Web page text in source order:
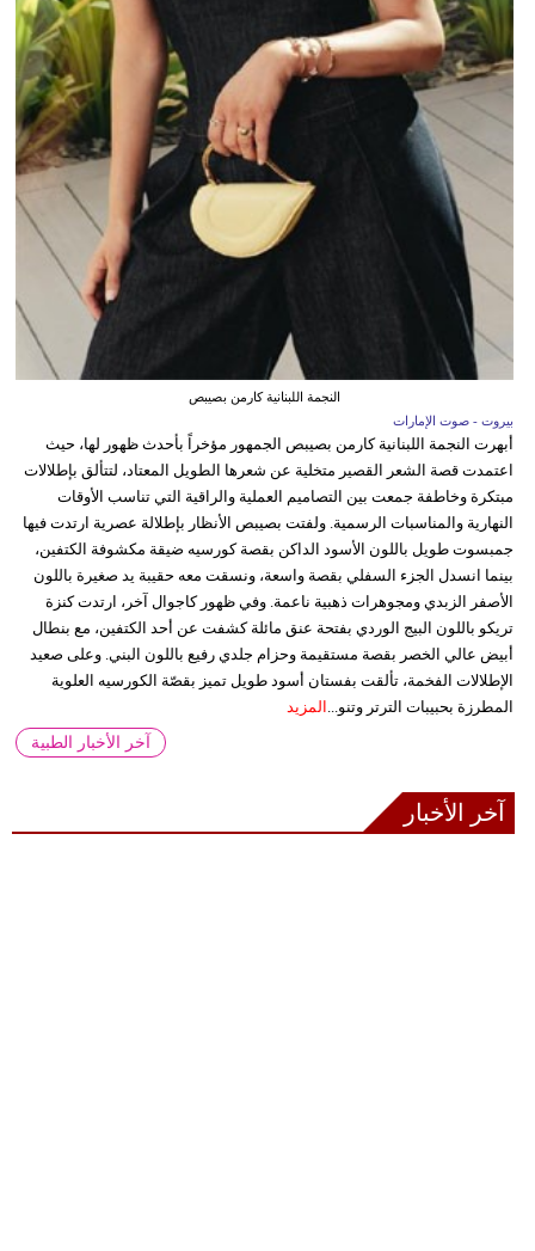
النجمة اللبنانية كارمن بصيبص
بيروت - صوت الإمارات
أبهرت النجمة اللبنانية كارمن بصيبص الجمهور مؤخراً بأحدث ظهور لها، حيث
اعتمدت قصة الشعر القصير متخلية عن شعرها الطويل المعتاد، لتتألق بإطلالات
مبتكرة وخاطفة جمعت بين التصاميم العملية والراقية التي تناسب الأوقات
النهارية والمناسبات الرسمية. ولفتت بصيبص الأنظار بإطلالة عصرية ارتدت فيها
جمبسوت طويل باللون الأسود الداكن بقصة كورسيه ضيقة مكشوفة الكتفين،
بينما انسدل الجزء السفلي بقصة واسعة، ونسقت معه حقيبة يد صغيرة باللون
الأصفر الزبدي ومجوهرات ذهبية ناعمة. وفي ظهور كاجوال آخر، ارتدت كنزة
تريكو باللون البيج الوردي بفتحة عنق مائلة كشفت عن أحد الكتفين، مع بنطال
أبيض عالي الخصر بقصة مستقيمة وحزام جلدي رفيع باللون البني. وعلى صعيد
الإطلالات الفخمة، تألقت بفستان أسود طويل تميز بقصّة الكورسيه العلوية
المطرزة بحبيبات الترتر وتنو... المزيد
آخر الأخبار الطبية
آخر الأخبار